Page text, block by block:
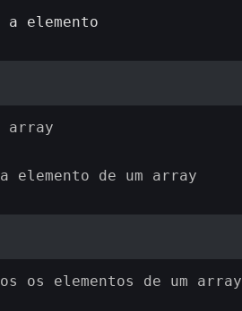
elemento
array
elemento de um array
os elementos de um array